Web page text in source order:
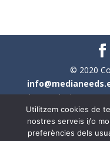
© 2020
| Tots els drets
En aquest web s'ha
Utilitzem cookies de
nostres serveis i/o
preferències dels